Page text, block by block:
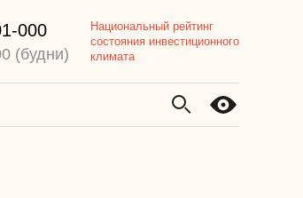
000
(будни)
Национальный рейтинг
состояния инвестиционного
климата